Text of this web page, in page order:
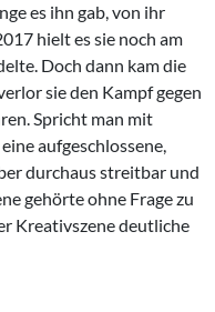
es ihn gab, von ihr
hielt es sie noch am
Doch dann kam die
sie den Kampf gegen
Spricht man mit
aufgeschlossene,
durchaus streitbar und
gehörte ohne Frage zu
Kreativszene deutliche